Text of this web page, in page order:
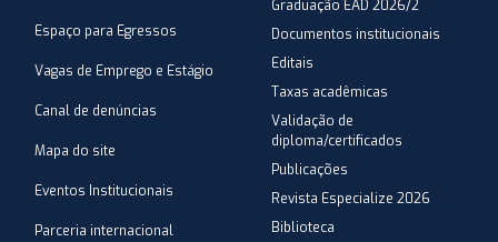
Espaço para Egressos
Vagas de Emprego e Estágio
Canal de denúncias
Mapa do site
Eventos Institucionais
Parceria internacional
Graduação EAD 2026/2
Documentos institucionais
Editais
Taxas acadêmicas
Validação de
diploma/certificados
Publicações
Revista Especialize 2026
Biblioteca